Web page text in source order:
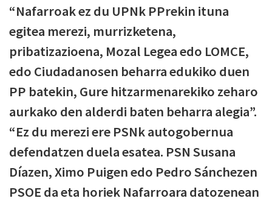
“Nafarroak ez du UPNk PPrekin ituna
egitea merezi, murrizketena,
pribatizazioena, Mozal Legea edo LOMCE,
edo Ciudadanosen beharra edukiko duen
PP batekin, Gure hitzarmenarekiko zeharo
aurkako den alderdi baten beharra alegia”.
“Ez du merezi ere PSNk autogobernua
defendatzen duela esatea. PSN Susana
Díazen, Ximo Puigen edo Pedro Sánchezen
PSOE da eta horiek Nafarroara datozenean